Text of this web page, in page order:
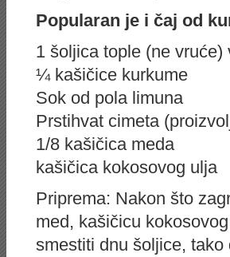
Popularan je i čaj od
1 šoljica tople (ne vruće)
¼ kašičice kurkume
Sok od pola limuna
Prstihvat cimeta
1/8 kašičica meda
kašičica kokosovog ulja
Priprema: Nakon što
med, kašičicu
smestiti dnu šoljice,